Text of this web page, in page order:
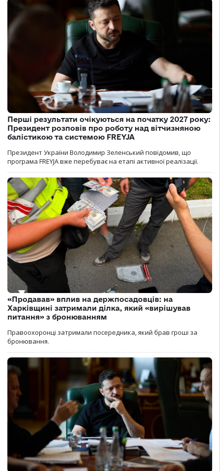
Перші результати очікуються на початку 2027 року:
Президент розповів про роботу над вітчизняною
балістикою та системою FREYJA
Президент України Володимир Зеленський повідомив, що
програма FREYJA вже перебуває на етапі активної реалізації.
«Продавав» вплив на держпосадовців: на
Харківщині затримали ділка, який «вирішував
питання» з бронюванням
Правоохоронці затримали посередника, який брав гроші за
бронювання.